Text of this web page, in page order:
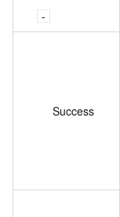
Success